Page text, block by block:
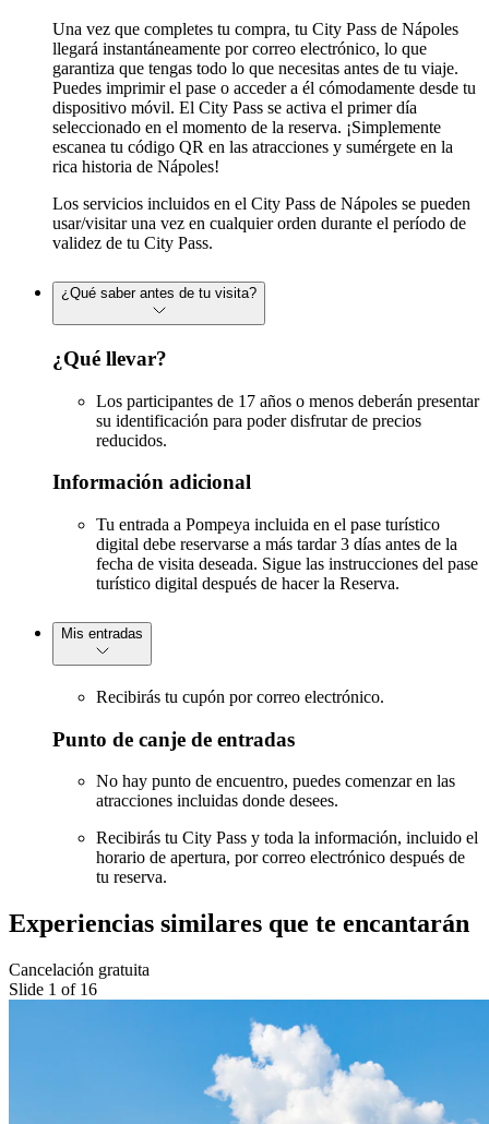
Una vez que completes tu compra, tu City Pass de Nápoles
llegará instantáneamente por correo electrónico, lo que
garantiza que tengas todo lo que necesitas antes de tu viaje.
Puedes imprimir el pase o acceder a él cómodamente desde tu
dispositivo móvil. El City Pass se activa el primer día
seleccionado en el momento de la reserva. ¡Simplemente
escanea tu código QR en las atracciones y sumérgete en la
rica historia de Nápoles!
Los servicios incluidos en el City Pass de Nápoles se pueden
usar/visitar una vez en cualquier orden durante el período de
validez de tu City Pass.
¿Qué saber antes de tu visita?
¿Qué llevar?
Los participantes de 17 años o menos deberán presentar
su identificación para poder disfrutar de precios
reducidos.
Información adicional
Tu entrada a Pompeya incluida en el pase turístico
digital debe reservarse a más tardar 3 días antes de la
fecha de visita deseada. Sigue las instrucciones del pase
turístico digital después de hacer la Reserva.
Mis entradas
Recibirás tu cupón por correo electrónico.
Punto de canje de entradas
No hay punto de encuentro, puedes comenzar en las
atracciones incluidas donde desees.
Recibirás tu City Pass y toda la información, incluido el
horario de apertura, por correo electrónico después de
tu reserva.
Experiencias similares que te encantarán
Cancelación gratuita
Slide 1 of 16